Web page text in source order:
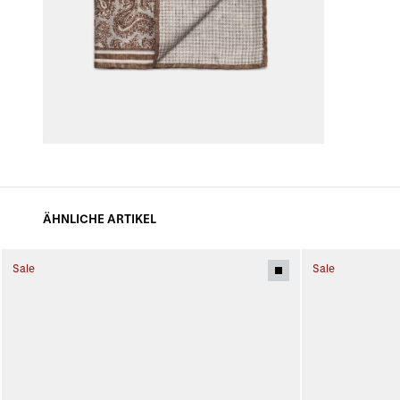
ÄHNLICHE ARTIKEL
Sale Sale